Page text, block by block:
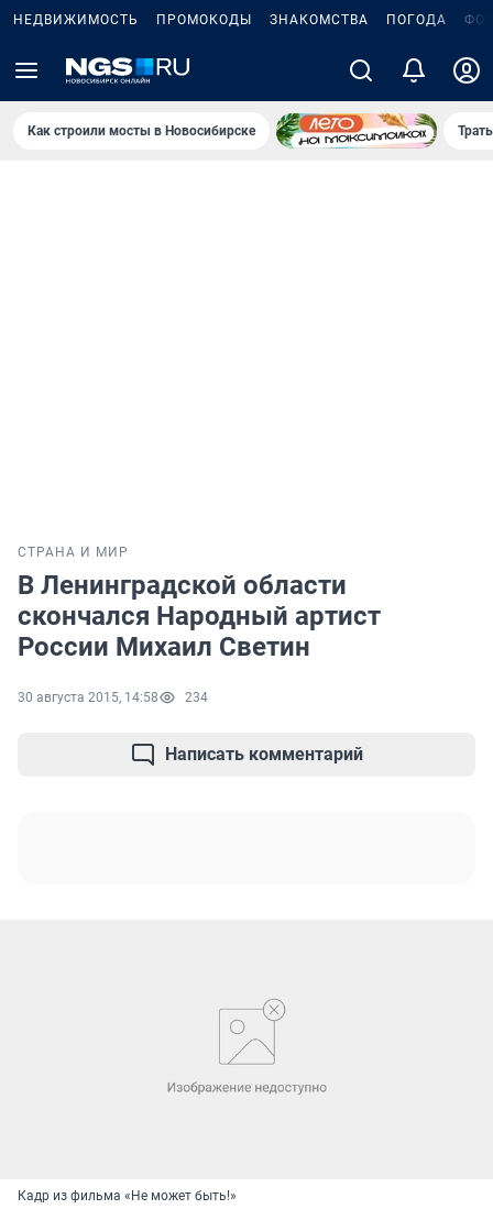
НЕДВИЖИМОСТЬ ПРОМОКОДЫ ЗНАКОМСТВА ПОГОДА
Как строили мосты в Новосибирске
СТРАНА И МИР
В Ленинградской области
скончался Народный артист
России Михаил Светин
30 августа 2015, 14:58 234
Написать комментарий
Кадр из фильма «Не может быть!»